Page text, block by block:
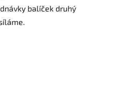
balíček druhý